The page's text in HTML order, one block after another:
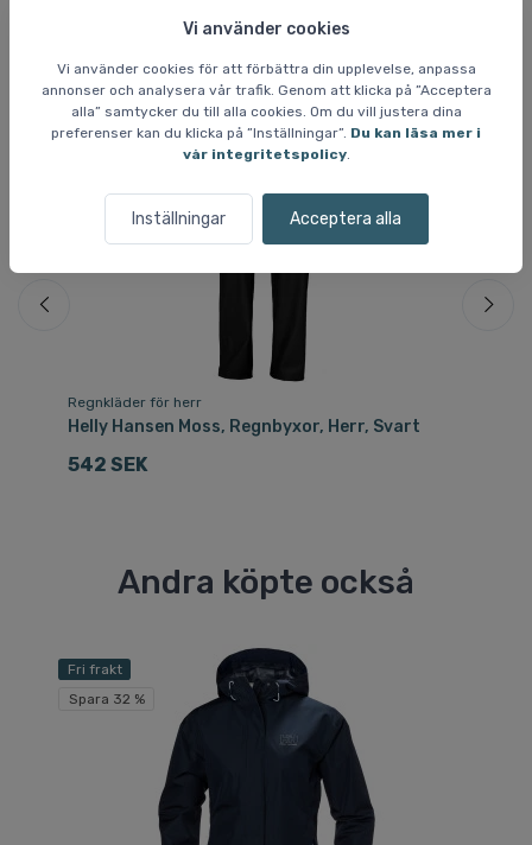
Vi använder cookies
Vi använder cookies för att förbättra din upplevelse, anpassa
annonser och analysera vår trafik. Genom att klicka på ”Acceptera
alla” samtycker du till alla cookies. Om du vill justera dina
preferenser kan du klicka på ”Inställningar”. Du kan läsa mer i
vår integritetspolicy.
Inställningar Acceptera alla
Liknande varor
Regnkläder för herr
Helly Hansen Moss, Regnbyxor, Herr, Svart
542 SEK
Andra köpte också
Fri frakt
Spara 32 %